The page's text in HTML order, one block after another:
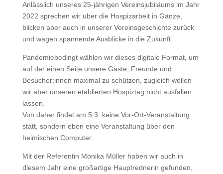
Anlässlich unseres 25-jährigen Vereinsjubiläums im Jahr
2022 sprechen wir über die Hospizarbeit in Gänze,
blicken aber auch in unserer Vereinsgeschichte zurück
und wagen spannende Ausblicke in die Zukunft.
Pandemiebedingt wählen wir dieses digitale Format, um
auf der einen Seite unsere Gäste, Freunde und
Besucher:innen maximal zu schützen, zugleich wollen
wir aber unseren etablierten Hospiztag nicht ausfallen
lassen.
Von daher findet am 5.3. keine Vor-Ort-Veranstaltung
statt, sondern eben eine Veranstaltung über den
heimischen Computer.
Mit der Referentin Monika Müller haben wir auch in
diesem Jahr eine großartige Hauptrednerin gefunden,